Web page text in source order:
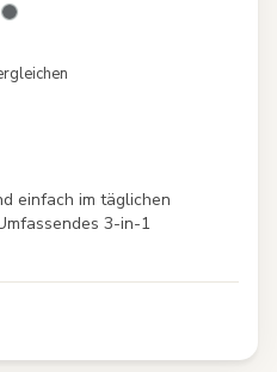
einfach im täglichen
3-in-1